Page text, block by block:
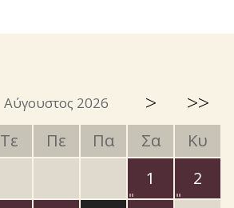
Αύγουστος 2026 > >>
Τε Πε Πα Σα
Κυ
1
2